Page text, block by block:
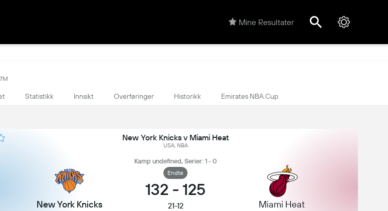
Mine Resultater
Statistikk Innsikt Overføringer Historikk Emirates NBA Cup
New York Knicks v Miami Heat
USA, NBA
Kamp undefined, Serier: 1 - 0
New York Knicks
Endte
132 - 125
21-12 Miami Heat